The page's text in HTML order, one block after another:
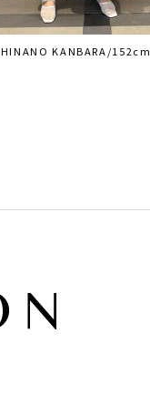
HINANO KANBARA/152cm